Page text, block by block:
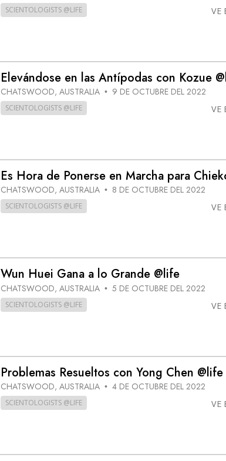
SCIENTOLOGISTS @LIFE VE
Elevándose en las Antípodas con Kozue
CHATSWOOD, AUSTRALIA • 9 DE OCTUBRE DEL 2022
SCIENTOLOGISTS @LIFE VE
Es Hora de Ponerse en Marcha para
CHATSWOOD, AUSTRALIA • 8 DE OCTUBRE DEL 2022
SCIENTOLOGISTS @LIFE VE
Wun Huei Gana a lo Grande @life
CHATSWOOD, AUSTRALIA • 5 DE OCTUBRE DEL 2022
SCIENTOLOGISTS @LIFE VE
Problemas Resueltos con Yong Chen @life
CHATSWOOD, AUSTRALIA • 4 DE OCTUBRE DEL 2022
SCIENTOLOGISTS @LIFE VE